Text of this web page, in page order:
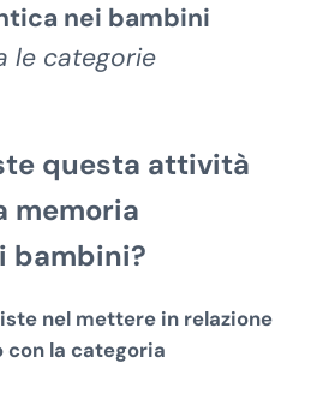
nei bambini
le categorie
questa attività
memoria
bambini?
nel mettere in relazione
con la categoria